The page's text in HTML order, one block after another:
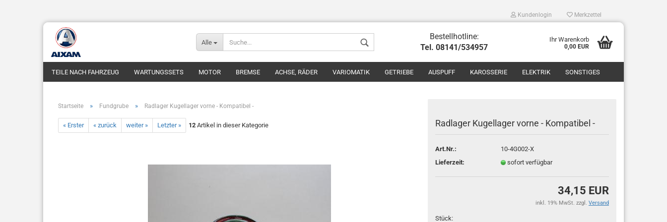
Kundenlogin
Konto erstellen
Passwort vergessen?
Merkzettel
Alle
Bestellhotline:
Tel. 08141/534957
Ihr Warenkorb
0,00 EUR
TEILE NACH FAHRZEUG WARTUNGSSETS MOTOR BREMSE ACHSE, RÄDER VARIOMATIK GETRIEBE AUSPUFF KAROSSERIE ELEKTRIK SONSTIGES
Startseite » Fundgrube » Radlager Kugellager vorne - Kompatibel -
« Erster « zurück weiter » Letzter » 12 Artikel in dieser Kategorie Radlager Kugellager vorne - Kompatibel -
Art.Nr.:
10-4G002-X
Lieferzeit:
sofort verfügbar
34,15 EUR
inkl. 19% MwSt. zzgl. Versand
Stück: